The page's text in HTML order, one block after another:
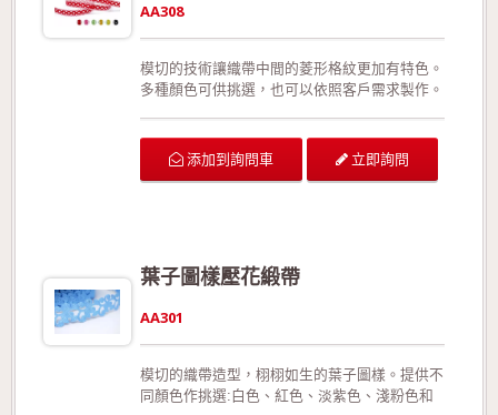
AA308
模切的技術讓織帶中間的菱形格紋更加有特色。
多種顏色可供挑選，也可以依照客戶需求製作。
絲，此款更能夠展現織帶靈活、優美的線條。沒
驗合格!歡迎來電詢問或索取色卡與樣本!
添加到詢問車 立即詢問
葉子圖樣壓花緞帶
AA301
模切的織帶造型，栩栩如生的葉子圖樣。提供不
同顏色作挑選:白色、紅色、淡紫色、淺粉色和